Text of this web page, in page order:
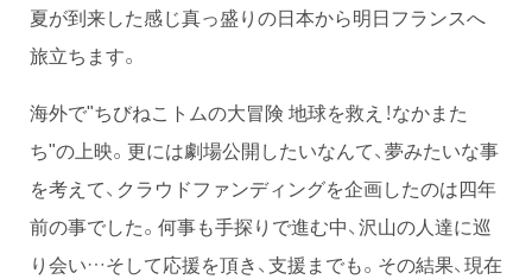
夏が到来した感じ真っ盛りの日本から明日フランスへ
旅立ちます。
海外で"ちびねこトムの大冒険 地球を救え！なかまた
ち"の上映。更には劇場公開したいなんて、夢みたいな事
を考えて、クラウドファンディングを企画したのは四年
前の事でした。何事も手探りで進む中、沢山の人達に巡
り会い…そして応援を頂き、支援までも。その結果、現在